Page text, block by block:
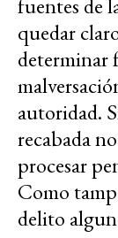
fuentes de
quedar
determinar
autoridad.
recabada
procesar
Como
delito